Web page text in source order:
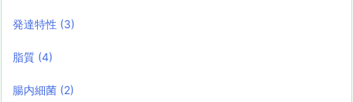
発達特性 (3)
脂質 (4)
腸内細菌 (2)